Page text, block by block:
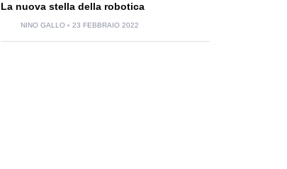
La nuova stella della robotica
NINO GALLO 23 FEBBRAIO 2022